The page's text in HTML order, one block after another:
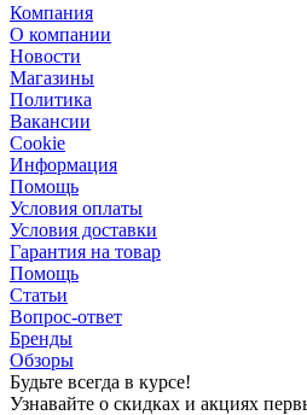
Компания
О компании
Новости
Магазины
Политика
Вакансии
Сookie
Информация
Помощь
Условия оплаты
Условия доставки
Гарантия на товар
Помощь
Статьи
Вопрос-ответ
Бренды
Обзоры
Будьте всегда в курсе!
Узнавайте о скидках и акциях